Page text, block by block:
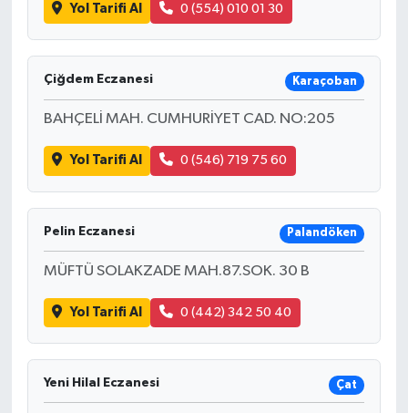
Yol Tarifi Al 0 (554) 010 01 30
Çiğdem Eczanesi Karaçoban
BAHÇELİ MAH. CUMHURİYET CAD. NO:205
Yol Tarifi Al 0 (546) 719 75 60
Pelin Eczanesi Palandöken
MÜFTÜ SOLAKZADE MAH.87.SOK. 30 B
Yol Tarifi Al 0 (442) 342 50 40
Yeni Hilal Eczanesi Çat